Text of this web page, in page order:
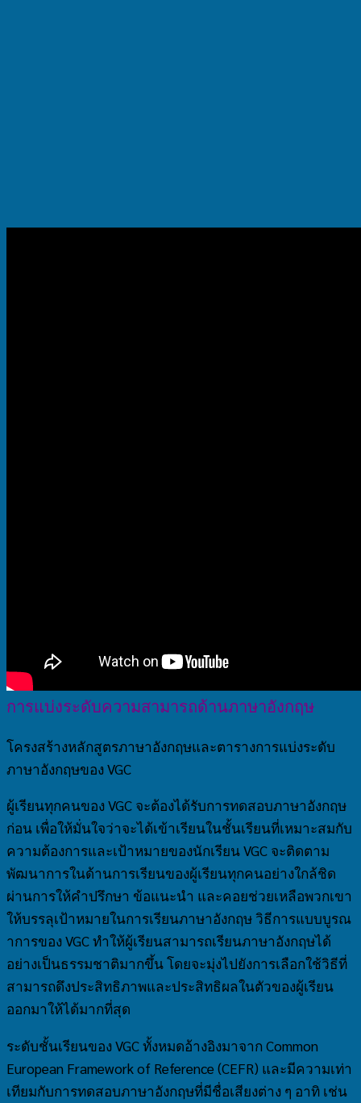
การแบ่งระดับความสามารถด้านภาษาอังกฤษ
โครงสร้างหลักสูตรภาษาอังกฤษและตารางการแบ่งระดับ
ภาษาอังกฤษของ VGC
ผู้เรียนทุกคนของ VGC จะต้องได้รับการทดสอบภาษาอังกฤษ
ก่อน เพื่อให้มั่นใจว่าจะได้เข้าเรียนในชั้นเรียนที่เหมาะสมกับ
ความต้องการและเป้าหมายของนักเรียน VGC จะติดตาม
พัฒนาการในด้านการเรียนของผู้เรียนทุกคนอย่างใกล้ชิด
ผ่านการให้คำปรึกษา ข้อแนะนำ และคอยช่วยเหลือพวกเขา
ให้บรรลุเป้าหมายในการเรียนภาษาอังกฤษ วิธีการแบบบูรณ
าการของ VGC ทำให้ผู้เรียนสามารถเรียนภาษาอังกฤษได้
อย่างเป็นธรรมชาติมากขึ้น โดยจะมุ่งไปยังการเลือกใช้วิธีที่
สามารถดึงประสิทธิภาพและประสิทธิผลในตัวของผู้เรียน
ออกมาให้ได้มากที่สุด
ระดับชั้นเรียนของ VGC ทั้งหมดอ้างอิงมาจาก Common
European Framework of Reference (CEFR) และมีความเท่า
เทียมกับการทดสอบภาษาอังกฤษที่มีชื่อเสียงต่าง ๆ อาทิ เช่น